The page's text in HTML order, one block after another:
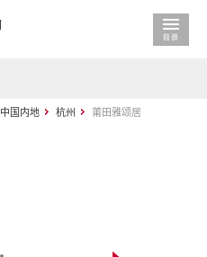
中国内地 杭州 莆田雅颂居